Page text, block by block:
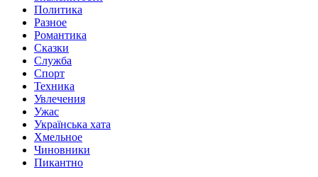
Политика
Разное
Романтика
Сказки
Служба
Спорт
Техника
Увлечения
Ужас
Українська хата
Хмельное
Чиновники
Пикантно